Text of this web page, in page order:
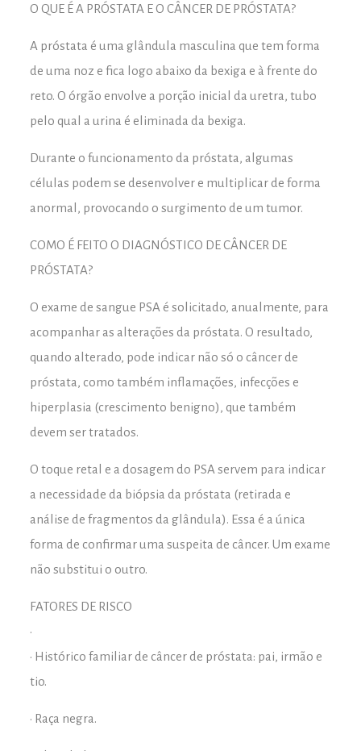
O QUE É A PRÓSTATA E O CÂNCER DE PRÓSTATA?
A próstata é uma glândula masculina que tem forma
de uma noz e fica logo abaixo da bexiga e à frente do
reto. O órgão envolve a porção inicial da uretra, tubo
pelo qual a urina é eliminada da bexiga.
Durante o funcionamento da próstata, algumas
células podem se desenvolver e multiplicar de forma
anormal, provocando o surgimento de um tumor.
COMO É FEITO O DIAGNÓSTICO DE CÂNCER DE
PRÓSTATA?
O exame de sangue PSA é solicitado, anualmente, para
acompanhar as alterações da próstata. O resultado,
quando alterado, pode indicar não só o câncer de
próstata, como também inflamações, infecções e
hiperplasia (crescimento benigno), que também
devem ser tratados.
O toque retal e a dosagem do PSA servem para indicar
a necessidade da biópsia da próstata (retirada e
análise de fragmentos da glândula). Essa é a única
forma de confirmar uma suspeita de câncer. Um exame
não substitui o outro.
FATORES DE RISCO
•
• Histórico familiar de câncer de próstata: pai, irmão e
tio.
• Raça negra.